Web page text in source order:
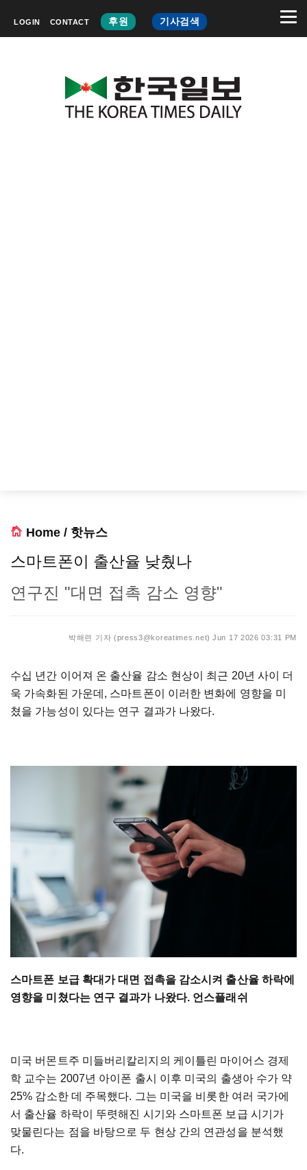
LOGIN CONTACT 후원 기사검색
Home / 핫뉴스
스마트폰이 출산율 낮췄나
연구진 "대면 접촉 감소 영향"
박해련 기자 (press3@koreatimes.net) Jun 17 2026 03:31 PM
수십 년간 이어져 온 출산율 감소 현상이 최근 20년 사이 더
욱 가속화된 가운데, 스마트폰이 이러한 변화에 영향을 미
쳤을 가능성이 있다는 연구 결과가 나왔다.
스마트폰 보급 확대가 대면 접촉을 감소시켜 출산율 하락에
영향을 미쳤다는 연구 결과가 나왔다. 언스플래쉬
미국 버몬트주 미들버리칼리지의 케이틀린 마이어스 경제
학 교수는 2007년 아이폰 출시 이후 미국의 출생아 수가 약
25% 감소한 데 주목했다. 그는 미국을 비롯한 여러 국가에
서 출산율 하락이 뚜렷해진 시기와 스마트폰 보급 시기가
맞물린다는 점을 바탕으로 두 현상 간의 연관성을 분석했
다.